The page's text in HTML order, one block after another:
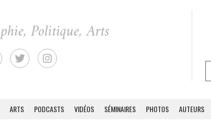
ARTS PODCASTS VIDÉOS SÉMINAIRES PHOTOS AUTEURS